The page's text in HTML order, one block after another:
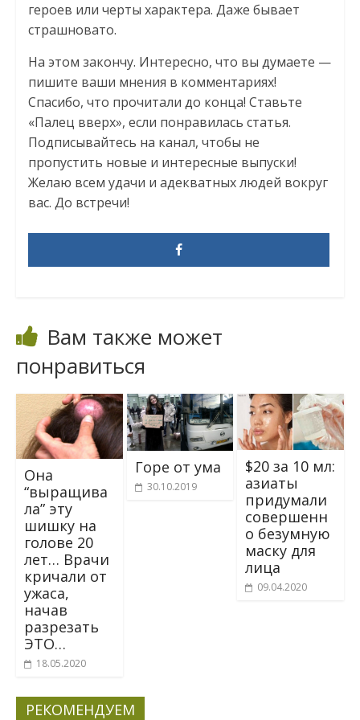
героев или черты характера. Даже бывает
страшновато.
На этом закончу. Интересно, что вы думаете —
пишите ваши мнения в комментариях!
Спасибо, что прочитали до конца! Ставьте
«Палец вверх», если понравилась статья.
Подписывайтесь на канал, чтобы не
пропустить новые и интересные выпуски!
Желаю всем удачи и адекватных людей вокруг
вас. До встречи!
Вам также может
понравиться
Она
“выращива
ла” эту
шишку на
голове 20
лет… Врачи
кричали от
ужаса,
начав
разрезать
ЭТО…
18.05.2020
Горе от ума
30.10.2019
$20 за 10 мл:
азиаты
придумали
совершенн
о безумную
маску для
лица
09.04.2020
РЕКОМЕНДУЕМ